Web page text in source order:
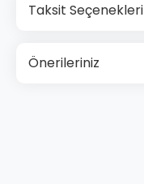
Taksit Seçenekleri
Önerileriniz